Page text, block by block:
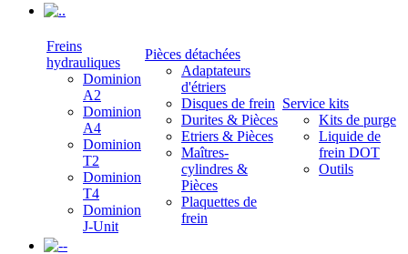
.
Freins
hydrauliques
Dominion
A2
Dominion
A4
Dominion
T2
Dominion
T4
Dominion
J-Unit
Pièces détachées
Adaptateurs
d'étriers
Disques de frein
Durites & Pièces
Etriers & Pièces
Maîtres-
cylindres &
Pièces
Plaquettes de
frein
Service kits
Kits de purge
Liquide de
frein DOT
Outils
-